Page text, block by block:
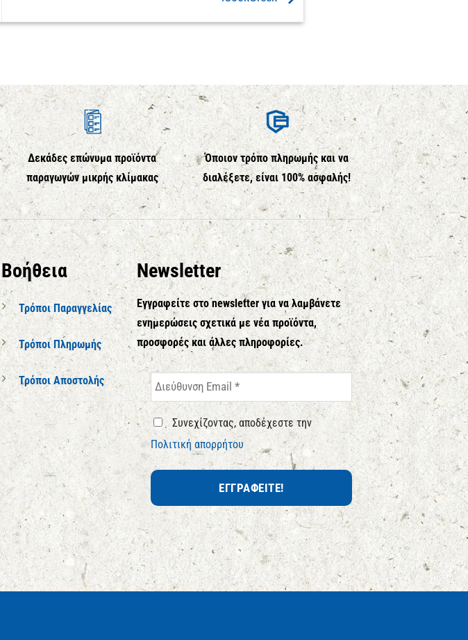
Δεκάδες επώνυμα προϊόντα
παραγωγών μικρής κλίμακας
Όποιον τρόπο πληρωμής και να
διαλέξετε, είναι 100% ασφαλής!
Βοήθεια
Τρόποι Παραγγελίας
Τρόποι Πληρωμής
Τρόποι Αποστολής
Newsletter
Εγγραφείτε στο newsletter για να λαμβάνετε
ενημερώσεις σχετικά με νέα προϊόντα,
προσφορές και άλλες πληροφορίες.
Συνεχίζοντας, αποδέχεστε την
Πολιτική απορρήτου